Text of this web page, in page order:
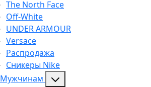
The North Face
Off-White
UNDER ARMOUR
Versace
Распродажа
Сникеры Nike
Мужчинам